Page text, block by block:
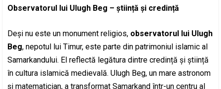
Observatorul lui Ulugh Beg – știință și credință
Deși nu este un monument religios, observatorul lui Ulugh
Beg, nepotul lui Timur, este parte din patrimoniul islamic al
Samarkandului. El reflectă legătura dintre credință și știință
în cultura islamică medievală. Ulugh Beg, un mare astronom
și matematician, a transformat Samarkand într-un centru al